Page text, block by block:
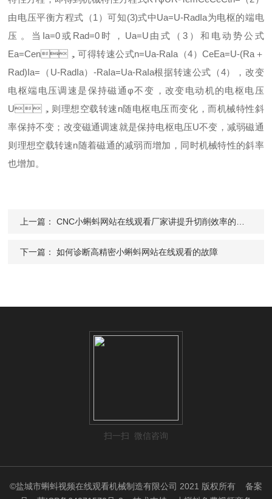
由电压平衡方程式（1）可知(3)式中Ua=U-RadIa为电枢的端电
压。当Ia=0或Rad=0时，Ua=U由式（3）和电动势公式
Ea=Cen，可得转速公式n=Ua-RaIa（4）CeEa=U-(Ra＋
Rad)Ia=（U-RadIa）-RaIa=Ua-RaIa根据转速公式（4），改变
电枢端电压调速是保持磁通φ不变，改变电动机的电枢电压
U，则理想空载转速n随电枢电压而变化，而机械特性斜
率保持不变；改变磁通调速就是保持电枢电压U不变，减弱磁通
则理想空载转速n随着磁通的减弱而增加，同时机械特性的斜率
也增加。
上一篇：CNC小蝌蚪网站在线观看厂家讲提升切削效率的方法
下一篇：如何诊断高精密小蝌蚪网站在线观看的故障
扫一扫 微信咨询
©盐城市蝌蚪视频在线观看机械制造有限公司 2021 版权所有 备案